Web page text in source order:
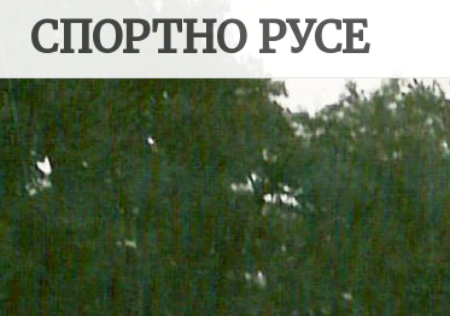
content
СПОРТНО РУСЕ